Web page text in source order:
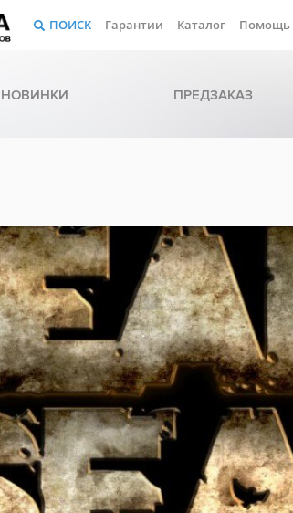
ПОИСК Гарантии Каталог Помощь
НОВИНКИ ПРЕДЗАКАЗ